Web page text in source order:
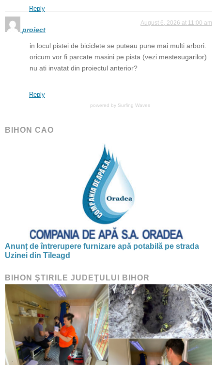
Reply
proiect
August 6, 2026 at 11:00 am
in locul pistei de biciclete se puteau pune mai multi arbori.
oricum vor fi parcate masini pe pista (vezi mestesugarilor)
nu ati invatat din proiectul anterior?
Reply
powered by Surfing Waves
BIHON CAO
Anunț de întrerupere furnizare apă potabilă pe strada
Uzinei din Tileagd
BIHON ŞTIRILE JUDEŢULUI BIHOR